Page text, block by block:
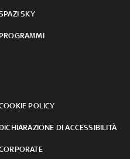
SKY
PROGRAMMI
POLICY
DI ACCESSIBILITÀ